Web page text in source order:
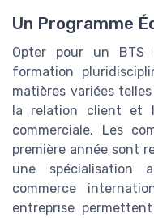
Un Programme
Opter pour un BTS
formation
matières variées
la relation client et
commerciale. Les
première année sont
une spécialisation
commerce
entreprise